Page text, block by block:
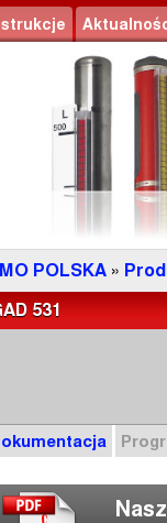
POLSKA »
531